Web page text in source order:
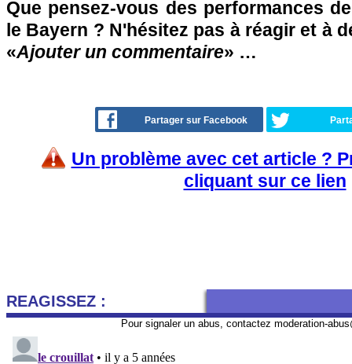
Que pensez-vous des performances
le Bayern ? N'hésitez pas à réagir et à
«Ajouter un commentaire» …
Partager sur Facebook
Un problème avec cet article ?
cliquant sur ce lien
REAGISSEZ :
Pour signaler un abus, contactez moderation-